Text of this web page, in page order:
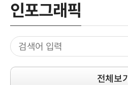
인포그래픽
전체보기